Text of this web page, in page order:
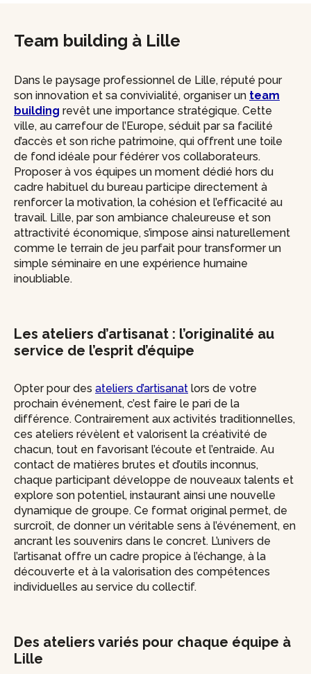
Team building à Lille
Dans le paysage professionnel de Lille, réputé pour
son innovation et sa convivialité, organiser un team
building revêt une importance stratégique. Cette
ville, au carrefour de l’Europe, séduit par sa facilité
d’accès et son riche patrimoine, qui offrent une toile
de fond idéale pour fédérer vos collaborateurs.
Proposer à vos équipes un moment dédié hors du
cadre habituel du bureau participe directement à
renforcer la motivation, la cohésion et l’efficacité au
travail. Lille, par son ambiance chaleureuse et son
attractivité économique, s’impose ainsi naturellement
comme le terrain de jeu parfait pour transformer un
simple séminaire en une expérience humaine
inoubliable.
Les ateliers d’artisanat : l’originalité au
service de l’esprit d’équipe
Opter pour des ateliers d’artisanat lors de votre
prochain événement, c’est faire le pari de la
différence. Contrairement aux activités traditionnelles,
ces ateliers révèlent et valorisent la créativité de
chacun, tout en favorisant l’écoute et l’entraide. Au
contact de matières brutes et d’outils inconnus,
chaque participant développe de nouveaux talents et
explore son potentiel, instaurant ainsi une nouvelle
dynamique de groupe. Ce format original permet, de
surcroît, de donner un véritable sens à l’événement, en
ancrant les souvenirs dans le concret. L’univers de
l’artisanat offre un cadre propice à l’échange, à la
découverte et à la valorisation des compétences
individuelles au service du collectif.
Des ateliers variés pour chaque équipe à
Lille